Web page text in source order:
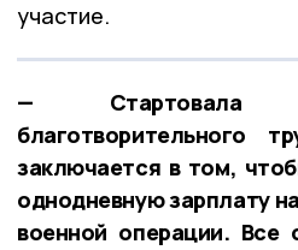
участие.
— Стартовала
благотворительного
заключается в том,
однодневную зарплату
военной операции. Все